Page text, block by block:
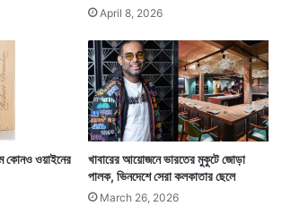
কিছু প্রথা থাকে। ভাল লাগা মন্দ লাগা থাকে।
মেনে চলা তাদের পরম্পরাকেও সম্মান জানানো।
April 8, 2026
কোনও ওয়াইনের
খাবারের আয়োজনে ভারতের মুকুটে জোড়া
পালক, ভিনদেশে সেরা কলকাতার ছেলে
March 26, 2026